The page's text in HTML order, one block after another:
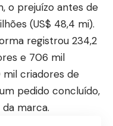
o prejuízo antes de
(US$ 48,4 mi).
registrou 234,2
e 706 mil
mil criadores de
pedido concluído,
marca.